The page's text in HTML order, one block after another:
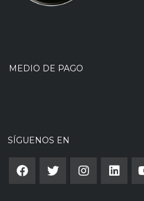
MEDIO DE PAGO
SÍGUENOS EN